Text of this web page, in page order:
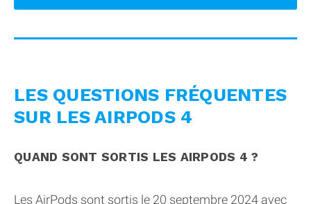
LES QUESTIONS FRÉQUENTES
SUR LES AIRPODS 4
QUAND SONT SORTIS LES AIRPODS 4 ?
Les AirPods sont sortis le 20 septembre 2024 avec